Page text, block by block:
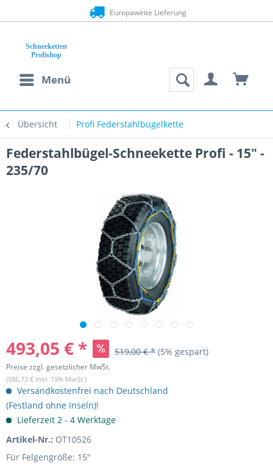
Europaweite Lieferung
Menü
Übersicht Profi Federstahlbügelkette
Federstahlbügel-Schneekette Profi - 15" -
235/70
493,05 € * 519,00 € * (5% gespart)
Preise zzgl. gesetzlicher MwSt.
(586,73 € inkl. 19% MwSt.)
Versandkostenfrei nach Deutschland
(Festland ohne Inseln)!
Lieferzeit 2 - 4 Werktage
Artikel-Nr.: OT10526
Für Felgengröße: 15"